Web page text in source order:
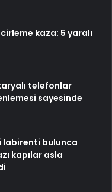
kaza: 5 yaralı
telefonlar
sayesinde
labirenti bulunca
kapılar asla